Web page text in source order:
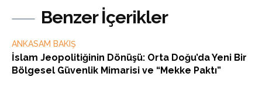
Benzer İçerikler
ANKASAM BAKIŞ
İslam Jeopolitiğinin Dönüşü: Orta Doğu’da Yeni Bir
Bölgesel Güvenlik Mimarisi ve “Mekke Paktı”